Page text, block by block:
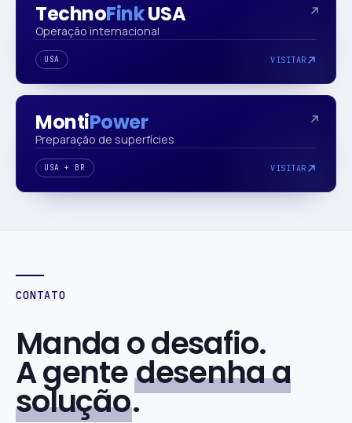
TechnoFinkUSA
Operação internacional
USA VISITAR
MontiPower
Preparação de superfícies
USA + BR VISITAR
CONTATO
Manda o desafio.
A gentedesenha a
solução.